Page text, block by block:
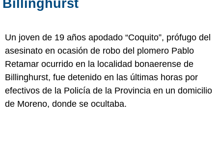
Billinghurst
Un joven de 19 años apodado “Coquito”, prófugo del
asesinato en ocasión de robo del plomero Pablo
Retamar ocurrido en la localidad bonaerense de
Billinghurst, fue detenido en las últimas horas por
efectivos de la Policía de la Provincia en un domicilio
de Moreno, donde se ocultaba.